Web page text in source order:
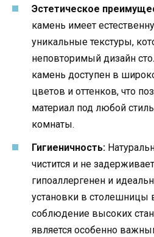
Эстетическое
камень имеет
уникальные текстуры,
неповторимый дизайн
камень доступен в
цветов и оттенков, что
материал под любой
комнаты.
Гигиеничность:
чистится и не
гипоаллергенен и
установки в столешницы
соблюдение высоких
является особенно